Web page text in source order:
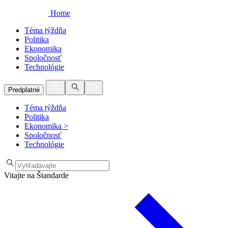
Home
Téma týždňa
Politika
Ekonomika
Spoločnosť
Technológie
Predplatné
Téma týždňa
Politika
Ekonomika >
Spoločnosť
Technológie
Vitajte na Štandarde